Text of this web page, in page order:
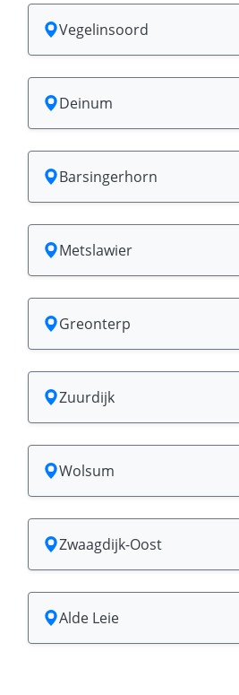
Vegelinsoord
Deinum
Barsingerhorn
Metslawier
Greonterp
Zuurdijk
Wolsum
Zwaagdijk-Oost
Alde Leie